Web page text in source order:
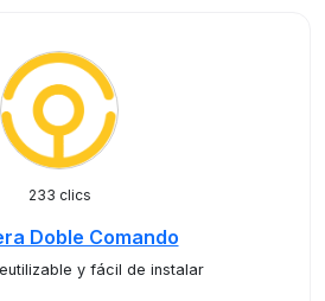
233 clics
Doble Comando
y fácil de instalar